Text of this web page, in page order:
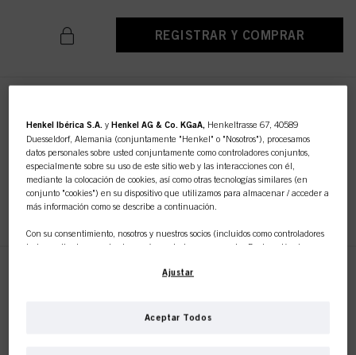
REGISTRAR Y COMPRAR
MATE 65ml
N.º de IDH 3063245
REGISTRAR Y COMPRAR
SESSION LABEL EL SPRAY DE
Henkel Ibérica S.A. yHenkel AG & Co. KGaA, Henkeltrasse 67, 40589
Duesseldorf, Alemania (conjuntamente "Henkel" o "Nosotros"), procesamos
datos personales sobre usted conjuntamente como controladores conjuntos,
especialmente sobre su uso de este sitio web y las interacciones con él,
mediante la colocación de cookies, así como otras tecnologías similares (en
conjunto "cookies") en su dispositivo que utilizamos para almacenar / acceder a
más información como se describe a continuación.
Con su consentimiento, nosotros y nuestros socios (incluidos como controladores
independientes
conjuntos
según se designa en nuestra Declaración de
huellas dactilares y tecnologías similares") también utilizaremos cookies y
mejoren su uso de este sitio web y/o para marketing personalizado
Ajustar
Aceptar Todos